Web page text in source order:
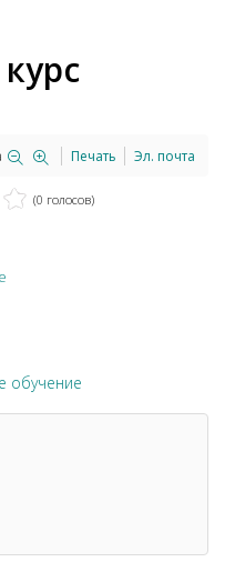
Печать Эл. почта
(0 голосов)
обучение